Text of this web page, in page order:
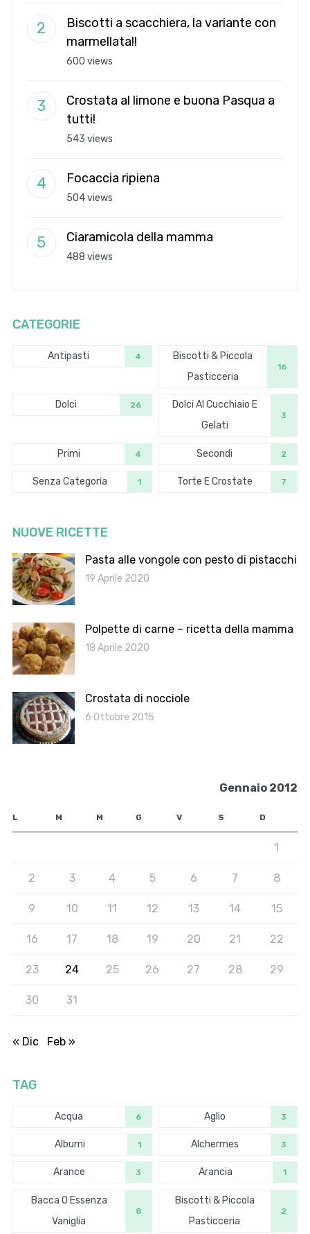
Biscotti a scacchiera, la variante con
marmellata!!
600 views
Crostata al limone e buona Pasqua a
tutti!
543 views
Focaccia ripiena
504 views
Ciaramicola della mamma
488 views
CATEGORIE
Antipasti 4
Biscotti & Piccola
Pasticceria
16
Dolci 26
Dolci Al Cucchiaio E
Gelati
3
Primi 4 Secondi 2
Senza Categoria 1 Torte E Crostate 7
NUOVE RICETTE
Pasta alle vongole con pesto di pistacchi
19 Aprile 2020
Polpette di carne – ricetta della mamma
18 Aprile 2020
Crostata di nocciole
6 Ottobre 2015
Gennaio 2012
L M M G V S D
1
2 3 4 5 6 7 8
9 10 11 12 13 14 15
16 17 18 19 20 21 22
23 24 25 26 27 28 29
30 31
« Dic Feb »
TAG
Acqua 6 Aglio 3
Albumi 1 Alchermes 3
Arance 3 Arancia 1
Bacca O Essenza
Vaniglia
8
Biscotti & Piccola
Pasticceria
2